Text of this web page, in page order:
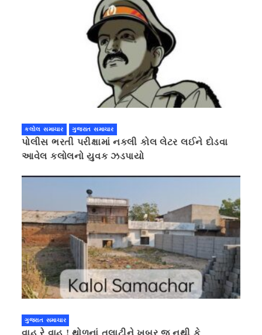
કલોલ સમાચાર ગુજરાત સમાચાર
પોલીસ ભરતી પરીક્ષામાં નકલી કોલ લેટર લઈને દોડવા
આવેલ કલોલનો યુવક ઝડપાયો
ગુજરાત સમાચાર
વાહ રે વાહ ! થોળનાં તલાટીને ખબર જ નથી કે